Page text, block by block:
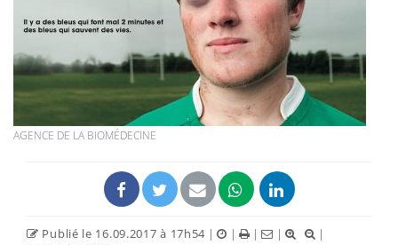
AGENCE DE LA BIOMÉDECINE
Publié le 16.09.2017 à 17h54 | | | |
|